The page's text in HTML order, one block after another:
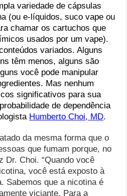
variedade de cápsulas
(ou e-líquidos, suco vape ou
chamar os cartuchos que
usados ​​por um vape).
variados. Alguns
têm menos, alguns são
você pode manipular
Mas nenhum
significativos para sua
de dependência
Humberto Choi, MD.
da mesma forma que o
que fumam porque, no
Dr. Choi. “Quando você
você está exposto à
Sabemos que a nicotina é
viciante. Para a